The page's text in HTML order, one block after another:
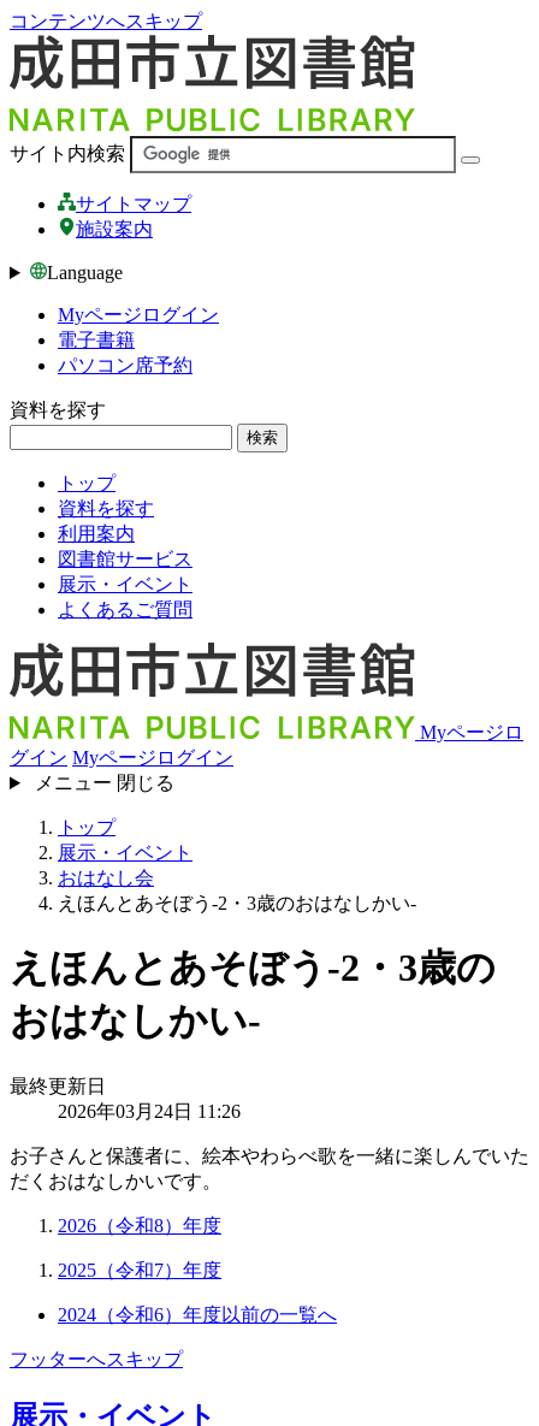
コンテンツへスキップ
サイト内検索
サイトマップ
施設案内
Language
Myページログイン
電子書籍
パソコン席予約
資料を探す
検索
トップ
資料を探す
利用案内
図書館サービス
展示・イベント
よくあるご質問
Myページロ
グイン Myページログイン
メニュー 閉じる
トップ
展示・イベント
おはなし会
えほんとあそぼう-2・3歳のおはなしかい-
えほんとあそぼう-2・3歳の
おはなしかい-
最終更新日
2026年03月24日 11:26
お子さんと保護者に、絵本やわらべ歌を一緒に楽しんでいた
だくおはなしかいです。
2026（令和8）年度
2025（令和7）年度
2024（令和6）年度以前の一覧へ
フッターへスキップ
展示・イベント